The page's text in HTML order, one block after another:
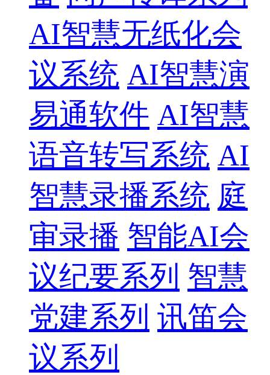
AI智慧无纸化会
议系统 AI智慧演
易通软件 AI智慧
语音转写系统 AI
智慧录播系统 庭
审录播 智能AI会
议纪要系列 智慧
党建系列 讯笛会
议系列